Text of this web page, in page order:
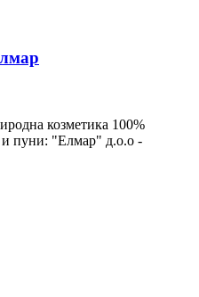
козметика 100%
пуни: "Елмар" д.о.о -